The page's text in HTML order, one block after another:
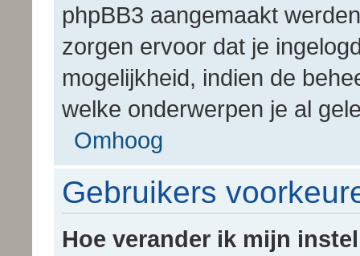
phpBB3 aangemaakt
zorgen ervoor dat je
mogelijkheid, indien de
welke onderwerpen je al
Omhoog
Gebruikers
Hoe verander ik mijn